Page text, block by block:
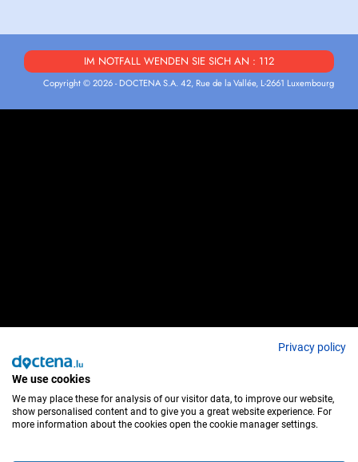
IM NOTFALL WENDEN SIE SICH AN : 112
Copyright © 2026 - DOCTENA S.A. 42, Rue de la Vallée, L-2661 Luxembourg
Privacy policy
We use cookies
We may place these for analysis of our visitor data, to improve our website,
show personalised content and to give you a great website experience. For
more information about the cookies open the cookie manager settings.